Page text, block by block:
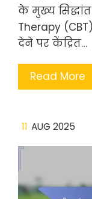
के मुख्य
Therapy
देने पर केंद्रित…
Read More
11 AUG 2025